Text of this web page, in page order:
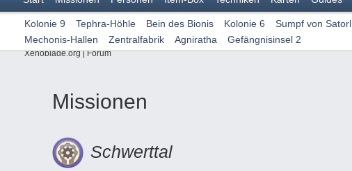
Kolonie 9 Tephra-Höhle Bein des Bionis Kolonie 6 Sumpf von Satorl
Mechonis-Hallen
Zentralfabrik Agniratha Gefängnisinsel 2
Xenoblade.org|Forum
Missionen
Schwerttal